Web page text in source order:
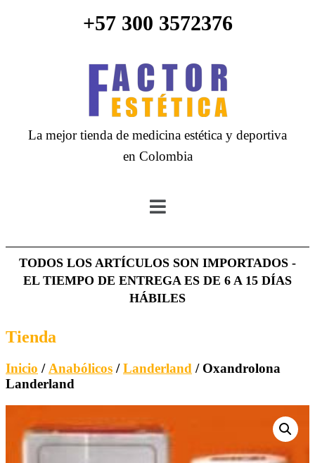
+57 300 3572376
La mejor tienda de medicina estética y deportiva
en Colombia
TODOS LOS ARTÍCULOS SON IMPORTADOS -
EL TIEMPO DE ENTREGA ES DE 6 A 15 DÍAS
HÁBILES
Tienda
Inicio /Anabólicos /Landerland / Oxandrolona
Landerland